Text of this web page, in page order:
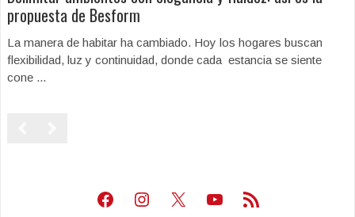
propuesta de Besform
La manera de habitar ha cambiado. Hoy los hogares buscan
flexibilidad, luz y continuidad, donde cada estancia se siente
cone ...
Facebook
Instagram
X Youtube
Feed RSS